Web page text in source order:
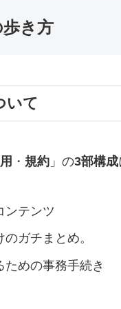
き方
いて
・ 規約 」の3部構成
ンテンツ
ガチまとめ。
めの事務手続き